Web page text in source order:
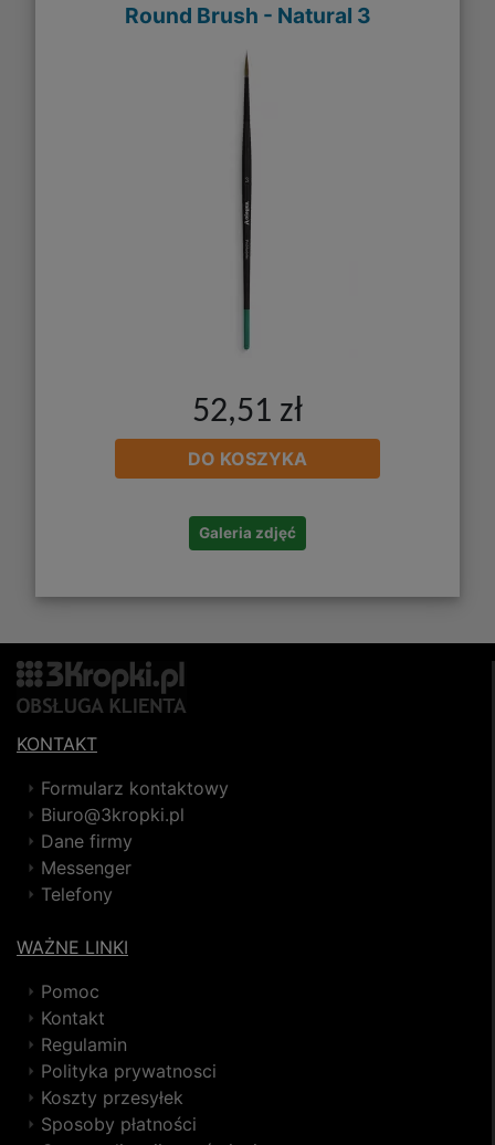
Round Brush - Natural 3
52,51 zł
DO KOSZYKA
Galeria zdjęć
KONTAKT
Formularz kontaktowy
Biuro@3kropki.pl
Dane firmy
Messenger
Telefony
WAŻNE LINKI
Pomoc
Kontakt
Regulamin
Polityka prywatnosci
Koszty przesyłek
Sposoby płatności